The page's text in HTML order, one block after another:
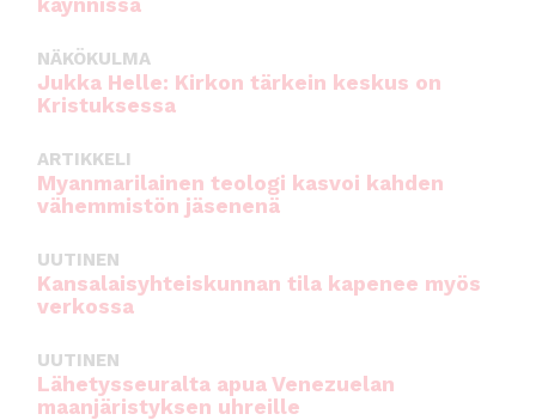
NÄKÖKULMA
Jukka Helle: Kirkon tärkein keskus on
Kristuksessa
ARTIKKELI
Myanmarilainen teologi kasvoi kahden
vähemmistön jäsenenä
UUTINEN
Kansalaisyhteiskunnan tila kapenee myös
verkossa
UUTINEN
Lähetysseuralta apua Venezuelan
maanjäristyksen uhreille